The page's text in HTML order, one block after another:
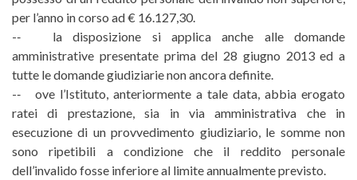
per l’anno in corso ad € 16.127,30.
-­‐ la disposizione si applica anche alle domande
amministrative presentate prima del 28 giugno 2013 ed a
tutte le domande giudiziarie non ancora definite.
-­‐ ove l’Istituto, anteriormente a tale data, abbia erogato
ratei di prestazione, sia in via amministrativa che in
esecuzione di un provvedimento giudiziario, le somme non
sono ripetibili a condizione che il reddito personale
dell’invalido fosse inferiore al limite annualmente previsto.